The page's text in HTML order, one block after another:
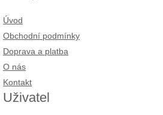
Úvod
Obchodní podmínky
Doprava a platba
O nás
Kontakt
Uživatel